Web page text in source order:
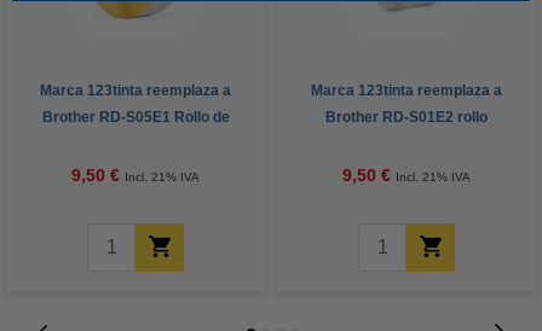
Marca 123tinta reemplaza a
Brother RD-S05E1 Rollo de
26 mm
9,50 € Incl. 21% IVA
Marca 123tinta reemplaza a
Brother RD-S01E2 rollo
mm
9,50 € Incl. 21% IVA